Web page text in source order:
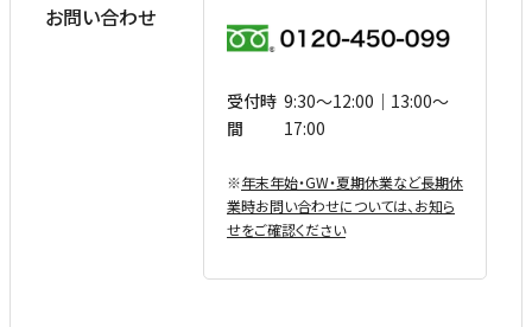
お問い合わせ
受付時
間
9:30〜12:00｜13:00〜
17:00
※年末年始・GW・夏期休業など⻑期休
業時お問い合わせについては、お知ら
せをご確認ください